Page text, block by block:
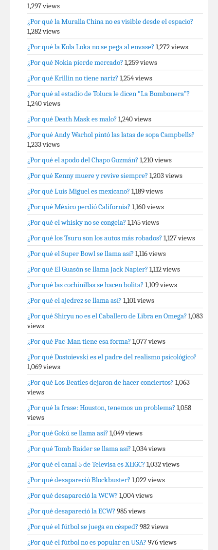
1,297 views
¿Por qué la Muralla China no es visible desde el espacio?
1,282 views
¿Por qué la Kola Loka no se pega al envase? 1,272 views
¿Por qué Nokia pierde mercado? 1,259 views
¿Por qué Krillin no tiene nariz? 1,254 views
¿Por qué al estadio de Toluca le dicen “La Bombonera”?
1,240 views
¿Por qué Death Mask es malo? 1,240 views
¿Por qué Andy Warhol pintó las latas de sopa Campbells?
1,233 views
¿Por qué el apodo del Chapo Guzmán? 1,210 views
¿Por qué Kenny muere y revive siempre? 1,203 views
¿Por qué Luis Miguel es mexicano? 1,189 views
¿Por qué México perdió California? 1,160 views
¿Por qué el whisky no se congela? 1,145 views
¿Por qué los Tsuru son los autos más robados? 1,127 views
¿Por qué el Super Bowl se llama así? 1,116 views
¿Por qué El Guasón se llama Jack Napier? 1,112 views
¿Por qué las cochinillas se hacen bolita? 1,109 views
¿Por qué el ajedrez se llama así? 1,101 views
¿Por qué Shiryu no es el Caballero de Libra en Omega? 1,083
views
¿Por qué Pac-Man tiene esa forma? 1,077 views
¿Por qué Dostoievski es el padre del realismo psicológico?
1,069 views
¿Por qué Los Beatles dejaron de hacer conciertos? 1,063
views
¿Por qué la frase: Houston, tenemos un problema? 1,058
views
¿Por qué Gokú se llama así? 1,049 views
¿Por qué Tomb Raider se llama así? 1,034 views
¿Por qué el canal 5 de Televisa es XHGC? 1,032 views
¿Por qué desapareció Blockbuster? 1,022 views
¿Por qué desapareció la WCW? 1,004 views
¿Por qué desapareció la ECW? 985 views
¿Por qué el fútbol se juega en césped? 982 views
¿Por qué el fútbol no es popular en USA? 976 views